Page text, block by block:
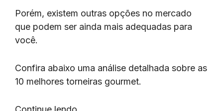
Porém, existem outras opções no mercado
que podem ser ainda mais adequadas para
você.
Confira abaixo uma análise detalhada sobre as
10 melhores torneiras gourmet.